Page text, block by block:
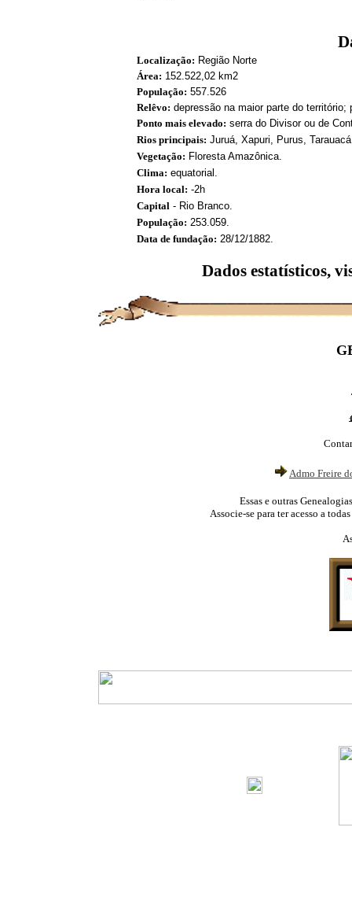
Localização: Região Norte
Área: 152.522,02 km2
População: 557.526
Relêvo: depressão na maior parte do
Ponto mais elevado: serra do Divisor ou de
Rios principais: Juruá, Xapuri, Purus,
Vegetação: Floresta Amazônica.
Clima: equatorial.
Hora local: -2h
Capital- Rio Branco.
População: 253.059.
Data de fundação: 28/12/1882.
Dados estatísticos,
Admo Freire
Essas e outras
Associe-se para ter acesso a